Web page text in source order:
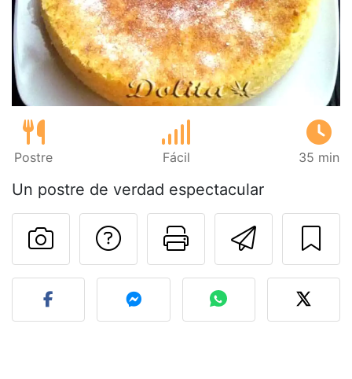
Postre Fácil 35 min
Un postre de verdad espectacular
Imprimir
Preguntar al autor
Publicar la foto de esta